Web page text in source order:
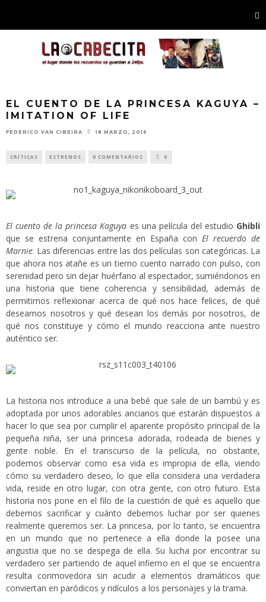
EL CUENTO DE LA PRINCESA KAGUYA –
IMITATION OF LIFE
FEDERICO VAN CIBEIRA 18 MARZO, 2016
CRÍTICAS ESTRENOS 0 COMENTARIOS 0
El cuento de la princesa Kaguya es una película del estudio Ghibli
que se estrena conjuntamente en España con El recuerdo de
Marnie. Las diferencias entre las dos películas son categóricas. La
que ahora nos atañe es un tierno cuento narrado con pulso, con
serenidad pero sin dejar huérfano al espectador, sumiéndonos en
una historia que tiene coherencia y sensibilidad, además de
permitirnos reflexionar acerca de qué nos hace felices, de qué
deseamos nosotros y qué desean los demás por nosotros, de
qué nos constituye y cómo el mundo reacciona ante nuestro
auténtico ser.
La historia nos introduce a una bebé que sale de un bambú y es
adoptada por unos adorables ancianos que estarán dispuestos a
hacer lo que sea por cumplir el aparente propósito principal de la
pequeña niña, ser una princesa adorada, rodeada de bienes y
gente noble. En el transcurso de la película, no obstante,
podemos observar como esa vida es impropia de ella, viendo
cómo su verdadero deseo, lo que ella considera una verdadera
vida, reside en otro lugar, con otra gente, con otro futuro. Esta
historia nos pone en el filo de la cuestión de qué es aquello que
debemos sacrificar y cuánto debemos luchar por ser quienes
realmente queremos ser. La princesa, por lo tanto, se encuentra
en un mundo que no pertenece a ella donde la posee una
angustia que no se despega de ella. Su lucha por encontrar su
verdadero ser partiendo de aquel infierno en el que se encuentra
resulta conmovedora sin acudir a elementos dramáticos que
conviertan en paródicos y ridículos a los personajes y la trama.